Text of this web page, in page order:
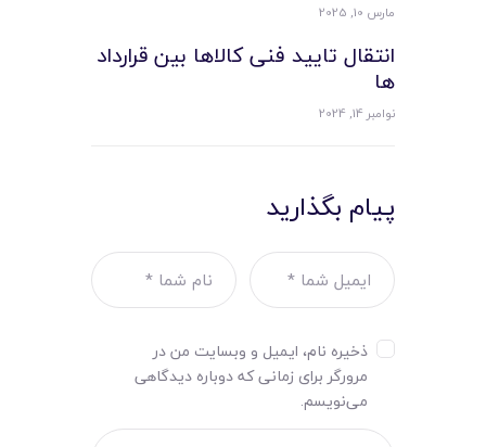
مارس 10, 2025
انتقال تایید فنی کالاها بین قرارداد
ها
نوامبر 14, 2024
پیام بگذارید
ذخیره نام، ایمیل و وبسایت من در
مرورگر برای زمانی که دوباره دیدگاهی
می‌نویسم.